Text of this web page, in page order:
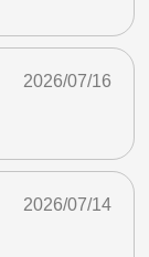
2026/07/16
2026/07/14